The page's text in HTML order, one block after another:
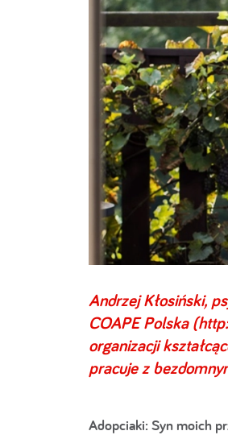
Andrzej Kłosiński,
COAPE Polska (
organizacji
pracuje z
Adopciaki: Syn moich